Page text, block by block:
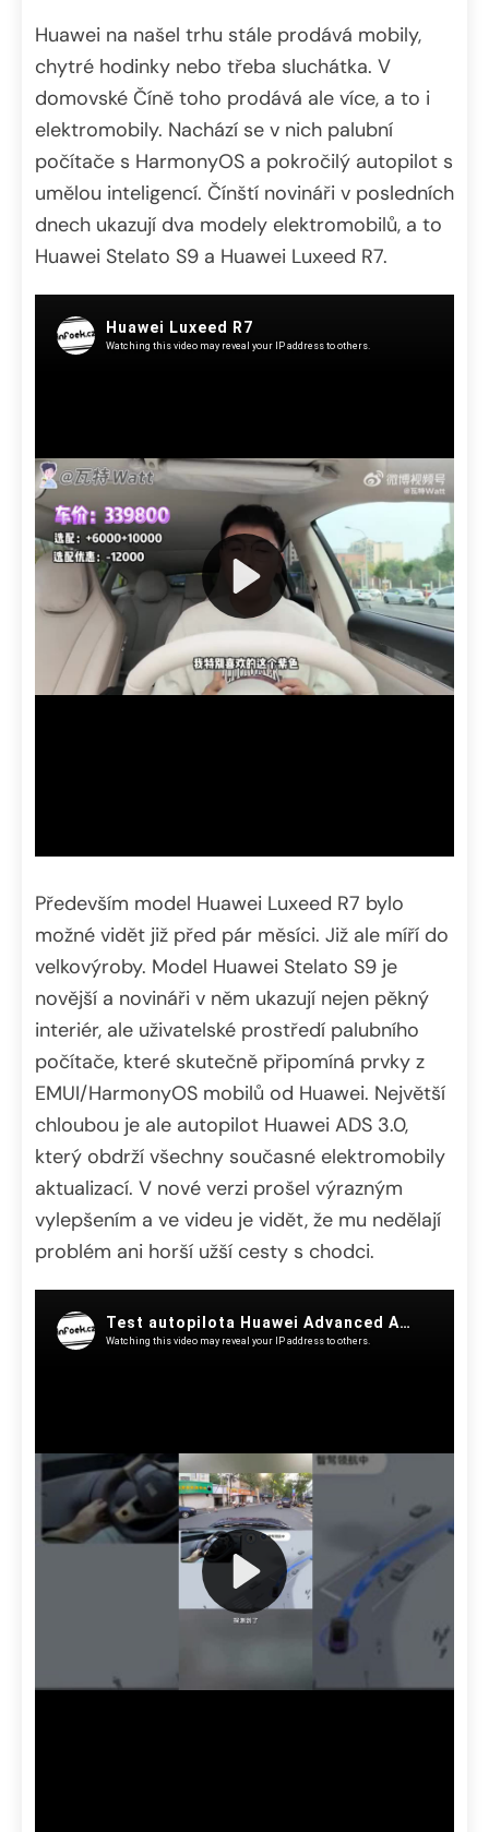
Huawei na našel trhu stále prodává mobily,
chytré hodinky nebo třeba sluchátka. V
domovské Číně toho prodává ale více, a to i
elektromobily. Nachází se v nich palubní
počítače s HarmonyOS a pokročilý autopilot s
umělou inteligencí. Čínští novináři v posledních
dnech ukazují dva modely elektromobilů, a to
Huawei Stelato S9 a Huawei Luxeed R7.
Především model Huawei Luxeed R7 bylo
možné vidět již před pár měsíci. Již ale míří do
velkovýroby. Model Huawei Stelato S9 je
novější a novináři v něm ukazují nejen pěkný
interiér, ale uživatelské prostředí palubního
počítače, které skutečně připomíná prvky z
EMUI/HarmonyOS mobilů od Huawei. Největší
chloubou je ale autopilot Huawei ADS 3.0,
který obdrží všechny současné elektromobily
aktualizací. V nové verzi prošel výrazným
vylepšením a ve videu je vidět, že mu nedělají
problém ani horší užší cesty s chodci.